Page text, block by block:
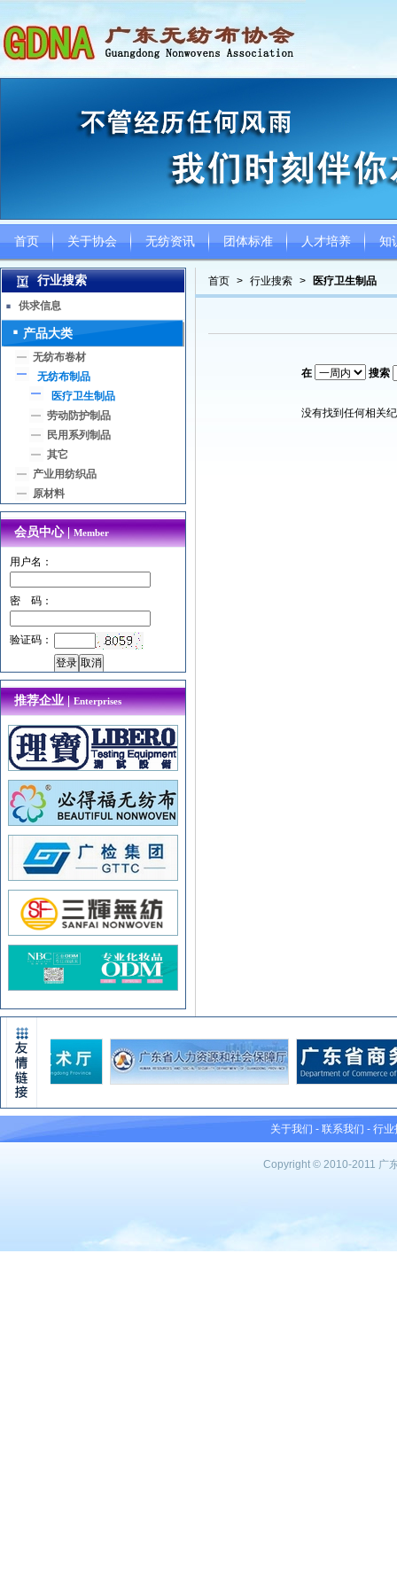
首页 关于协会 无纺资讯 团体标准 人才培养 知
首页 > 行业搜索 > 医疗卫生制品
在 搜索
没有找到任何相关
行业搜索
供求信息
产品大类
无纺布卷材
无纺布制品
医疗卫生制品
劳动防护制品
民用系列制品
其它
产业用纺织品
原材料
会员中心 |Member
用户名：
密 码：
验证码：
推荐企业 |Enterprises
关于我们 - 联系我们 - 行业
Copyright © 2010-2011 广